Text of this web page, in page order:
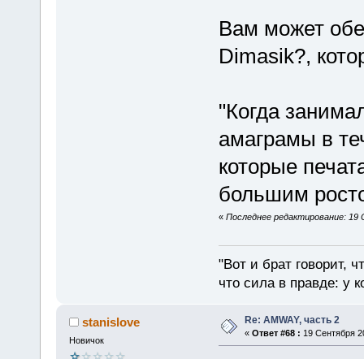
Вам может
Dimasik?,
"Когда
амаграмы в
которые
большим
« Последнее редактирование:
"Вот и брат говорит,
что сила в правде: у
stanislove
Новичок
Re: AMWAY, часть 2
« Ответ #68 : 19 Сентября